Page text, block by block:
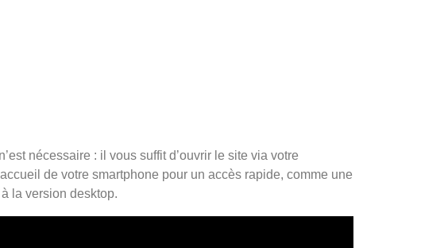
nécessaire : il vous suffit d’ouvrir le site via votre
de votre smartphone pour un accès rapide, comme une
la version desktop.